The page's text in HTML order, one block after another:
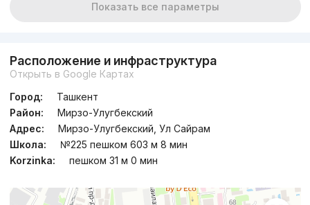
Показать все параметры
Расположение и инфраструктура
Открыть в Google Картах
Город:
Ташкент
Район:
Мирзо-Улугбекский
Адрес:
Мирзо-Улугбекский, Ул Сайрам
Школа:
№225 пешком 603 м 8 мин
Korzinka:
пешком 31 м 0 мин